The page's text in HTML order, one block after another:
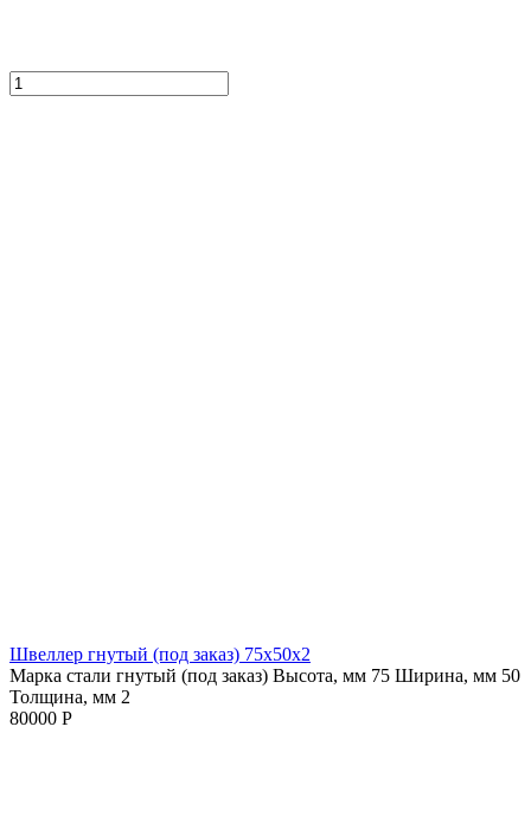
Швеллер гнутый (под заказ) 75х50х2
Марка стали гнутый (под заказ) Высота, мм 75 Ширина, мм 50
Толщина, мм 2
80000 Р